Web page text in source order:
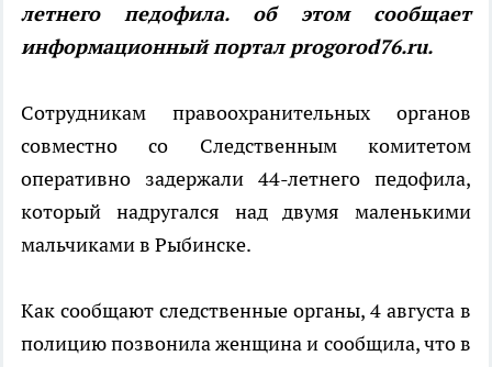
летнего педофила. об этом сообщает
информационный портал progorod76.ru.
Сотрудникам правоохранительных органов
совместно со Следственным комитетом
оперативно задержали 44-летнего педофила,
который надругался над двумя маленькими
мальчиками в Рыбинске.
Как сообщают следственные органы, 4 августа в
полицию позвонила женщина и сообщила, что в